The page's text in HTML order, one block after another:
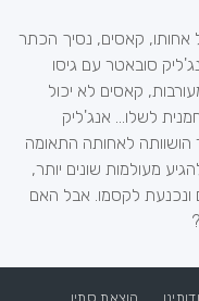
אחותו, קאסים, נסיך הכתר
סובאטר עם גיסו
קאסים לא יכול
לשלו... אנג'ליק
לאחותה התאומה
מעולמות שונים יותר,
ונכנעת לקסמו. אבל האם
הוצאת סתיו